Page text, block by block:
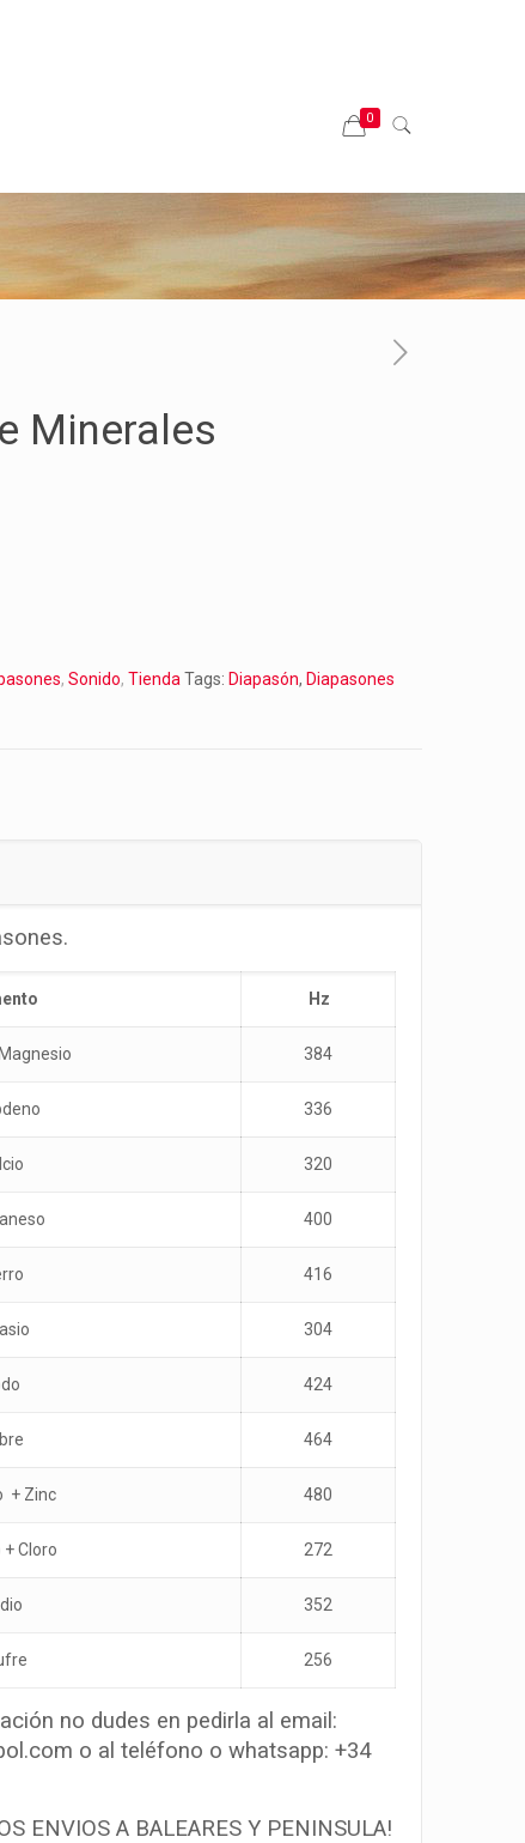
0
Minerales
, Sonido, Tienda Tags: Diapasón, Diapasones
Hz
384
336
320
400
416
304
424
464
+ Zinc 480
Cloro 272
352
256
no dudes en pedirla al email:
o al teléfono o whatsapp: +34
ENVIOS A BALEARES Y PENINSULA!